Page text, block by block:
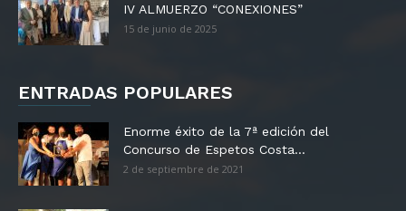
IV ALMUERZO “CONEXIONES”
15 de junio de 2025
ENTRADAS POPULARES
Enorme éxito de la 7ª edición del
Concurso de Espetos Costa...
2 de septiembre de 2021